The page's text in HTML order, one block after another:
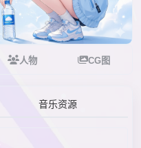
人物 CG图
音乐资源